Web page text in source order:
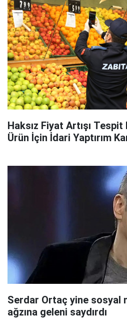
Haksız Fiyat Artışı Tespit
Ürün İçin İdari Yaptırım
Serdar Ortaç yine sosyal
ağzına geleni saydırdı